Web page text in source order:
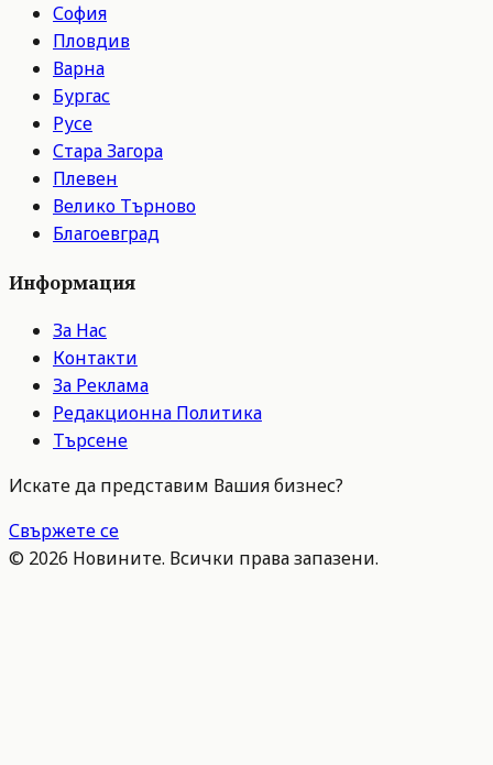
София
Пловдив
Варна
Бургас
Русе
Стара Загора
Плевен
Велико Търново
Благоевград
Информация
За Нас
Контакти
За Реклама
Редакционна Политика
Търсене
Искате да представим Вашия бизнес?
Свържете се
© 2026 Новините. Всички права запазени.